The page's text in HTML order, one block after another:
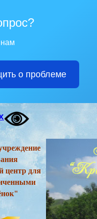
о проблеме
центр для